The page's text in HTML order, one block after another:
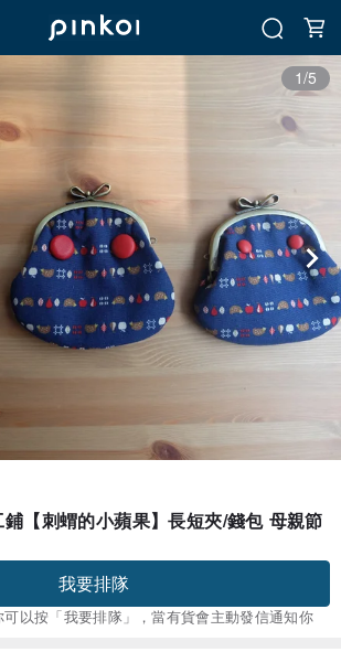
1/5
【刺蝟的小蘋果】長短夾/錢包 母親節
我要排隊
以按「我要排隊」，當有貨會主動發信通知你